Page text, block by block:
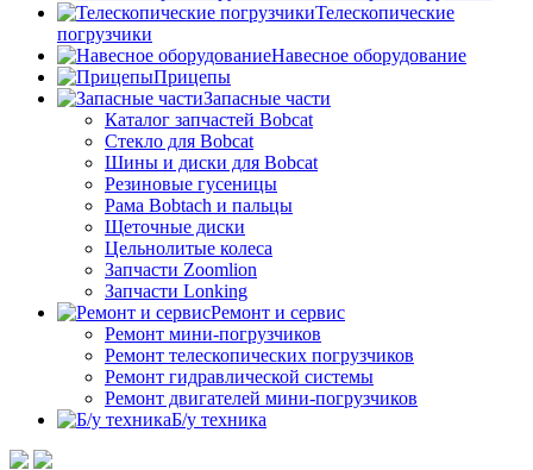
Телескопические
погрузчики
Навесное оборудование
Прицепы
Запасные части
Каталог запчастей Bobcat
Стекло для Bobcat
Шины и диски для Bobcat
Резиновые гусеницы
Рама Bobtach и пальцы
Щеточные диски
Цельнолитые колеса
Запчасти Zoomlion
Запчасти Lonking
Ремонт и сервис
Ремонт мини-погрузчиков
Ремонт телескопических погрузчиков
Ремонт гидравлической системы
Ремонт двигателей мини-погрузчиков
Б/у техника